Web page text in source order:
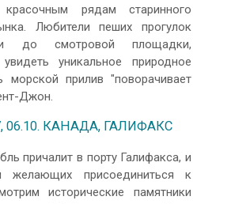
рядам старинного
Любители пеших прогулок
до смотровой площадки,
уникальное природное
морской прилив "поворачивает
Джон.
06.10. КАНАДА, ГАЛИФАКС
причалит в порту Галифакса, и
желающих присоединиться к
исторические памятники